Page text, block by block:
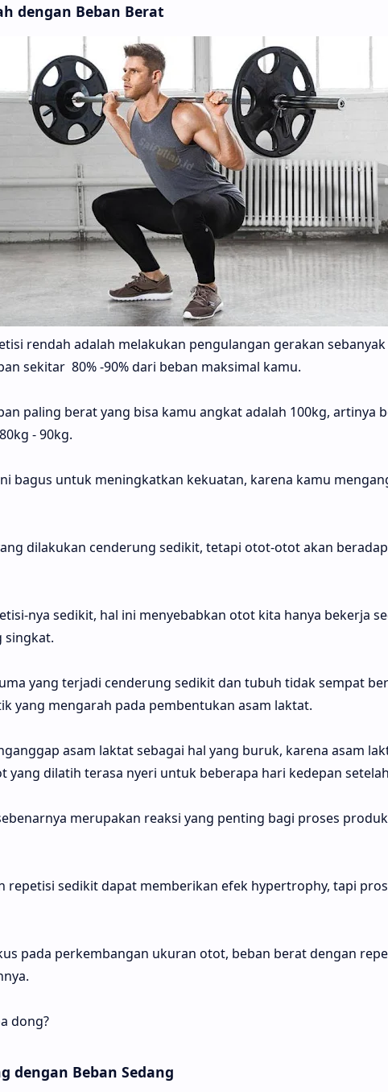
dengan Beban Berat
rendah adalah melakukan pengulangan gerakan
sekitar 80% -90% dari beban maksimal kamu.
paling berat yang bisa kamu angkat adalah 100kg, artinya
- 90kg.
bagus untuk meningkatkan kekuatan, karena kamu
dilakukan cenderung sedikit, tetapi otot-otot akan
nya sedikit, hal ini menyebabkan otot kita hanya bekerja
singkat.
yang terjadi cenderung sedikit dan tubuh tidak sempat
yang mengarah pada pembentukan asam laktat.
asam laktat sebagai hal yang buruk, karena asam
yang dilatih terasa nyeri untuk beberapa hari kedepan
merupakan reaksi yang penting bagi proses
repetisi sedikit dapat memberikan efek hypertrophy, tapi
pada perkembangan ukuran otot, beban berat dengan
dong?
dengan Beban Sedang